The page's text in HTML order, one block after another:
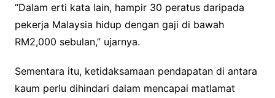
“Dalam erti kata lain, hampir 30 peratus daripada
pekerja Malaysia hidup dengan gaji di bawah
RM2,000 sebulan,” ujarnya.
Sementara itu, ketidaksamaan pendapatan di antara
kaum perlu dihindari dalam mencapai matlamat